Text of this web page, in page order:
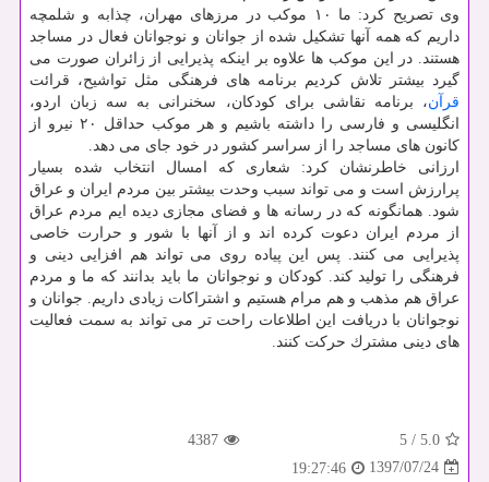
وی تصریح كرد: ما ۱۰ موكب در مرزهای مهران، چذابه و شلمچه
داریم كه همه آنها تشكیل شده از جوانان و نوجوانان فعال در مساجد
هستند. در این موكب ها علاوه بر اینكه پذیرایی از زائران صورت می
گیرد بیشتر تلاش كردیم برنامه های فرهنگی مثل تواشیح، قرائت
قرآن، برنامه نقاشی برای كودكان، سخنرانی به سه زبان اردو،
انگلیسی و فارسی را داشته باشیم و هر موكب حداقل ۲۰ نیرو از
كانون های مساجد را از سراسر كشور در خود جای می دهد.
ارزانی خاطرنشان كرد: شعاری كه امسال انتخاب شده بسیار
پرارزش است و می تواند سبب وحدت بیشتر بین مردم ایران و عراق
شود. همانگونه كه در رسانه ها و فضای مجازی دیده ایم مردم عراق
از مردم ایران دعوت كرده اند و از آنها با شور و حرارت خاصی
پذیرایی می كنند. پس این پیاده روی می تواند هم افزایی دینی و
فرهنگی را تولید كند. كودكان و نوجوانان ما باید بدانند كه ما و مردم
عراق هم مذهب و هم مرام هستیم و اشتراكات زیادی داریم. جوانان و
نوجوانان با دریافت این اطلاعات راحت تر می تواند به سمت فعالیت
های دینی مشترك حركت كنند.
5.0
/
5
4387
1397/07/24
19:27:46